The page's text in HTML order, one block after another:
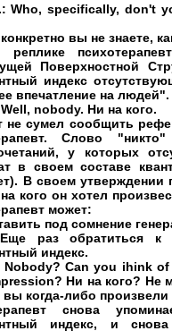
specifically, don't
вы не знаете,
Поверхностной
индекс
впечатление на людей".
nobody. Ни на кого.
не сумел сообщить
Слово
у которых
в своем составе
В своем утверждении
на кого он хотел
может:
под сомнение
раз обратиться к
индекс.
Can you ihink of
Ни на кого? Не
вы когда-либо
снова
индекс, и